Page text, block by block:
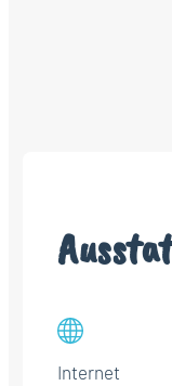
Internet